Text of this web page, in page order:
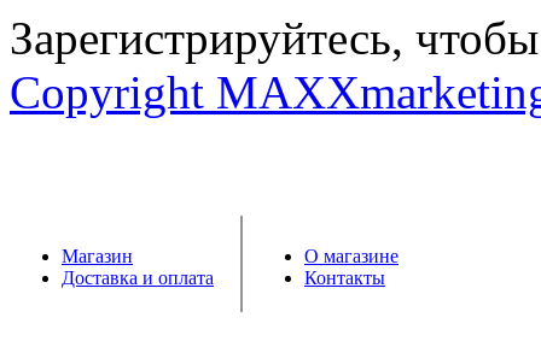
Зарегистрируйтесь,
Copyright
Магазин
Доставка и оплата
О магазине
Контакты